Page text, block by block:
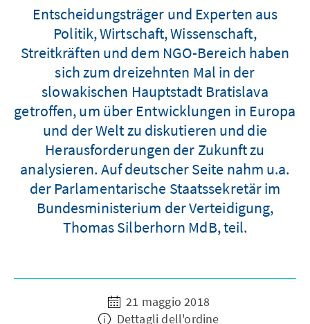
Entscheidungsträger und Experten aus
Politik, Wirtschaft, Wissenschaft,
Streitkräften und dem NGO-Bereich haben
sich zum dreizehnten Mal in der
slowakischen Hauptstadt Bratislava
getroffen, um über Entwicklungen in Europa
und der Welt zu diskutieren und die
Herausforderungen der Zukunft zu
analysieren. Auf deutscher Seite nahm u.a.
der Parlamentarische Staatssekretär im
Bundesministerium der Verteidigung,
Thomas Silberhorn MdB, teil.
21 maggio 2018
Dettagli dell'ordine